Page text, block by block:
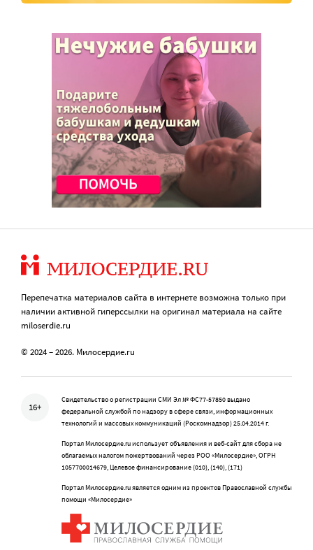
Перепечатка материалов сайта в интернете возможна только при
наличии активной гиперссылки на оригинал материала на сайте
miloserdie.ru
© 2024 – 2026. Милосердие.ru
16+
Свидетельство о регистрации СМИ Эл № ФС77-57850 выдано
федеральной службой по надзору в сфере связи, информационных
технологий и массовых коммуникаций (Роскомнадзор) 25.04.2014 г.
Портал Милосердие.ru использует объявления и веб-сайт для сбора не
облагаемых налогом пожертвований через РОО «Милосердие», ОГРН
1057700014679, Целевое финансирование (010), (140), (171)
Портал Милосердие.ru является одним из проектов Православной службы
помощи «Милосердие»